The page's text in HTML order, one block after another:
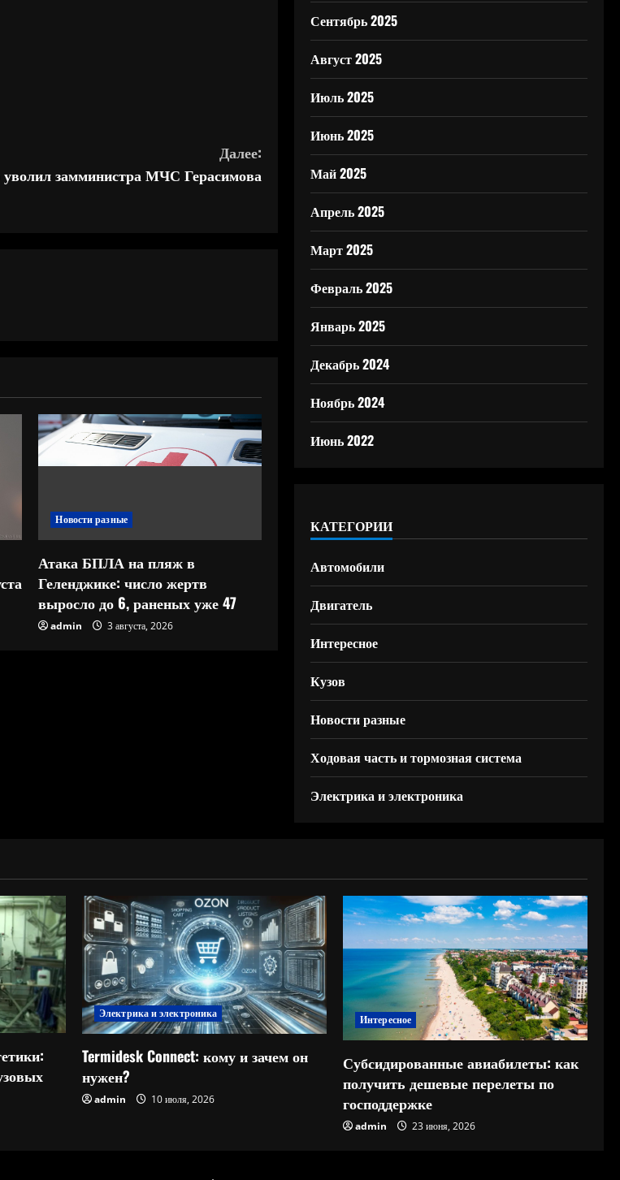
Далее:
замминистра МЧС Герасимова
Новости разные
Атака БПЛА на пляж в
Геленджике: число жертв
выросло до 6, раненых уже 47
admin 3 августа, 2026
Сентябрь 2025
Август 2025
Июль 2025
Июнь 2025
Май 2025
Апрель 2025
Март 2025
Февраль 2025
Январь 2025
Декабрь 2024
Ноябрь 2024
Июнь 2022
КАТЕГОРИИ
Автомобили
Двигатель
Интересное
Кузов
Новости разные
Ходовая часть и тормозная система
Электрика и электроника
Электрика и электроника
Termidesk Connect: кому и зачем он
нужен?
admin 10 июля, 2026
Интересное
Субсидированные авиабилеты: как
получить дешевые перелеты по
господдержке
admin 23 июня, 2026